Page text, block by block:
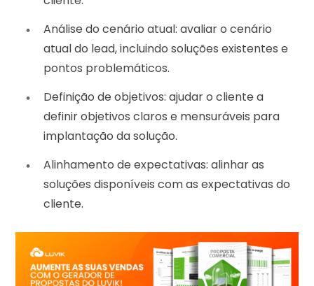
Análise do cenário atual: avaliar o cenário
atual do lead, incluindo soluções existentes e
pontos problemáticos.
Definição de objetivos: ajudar o cliente a
definir objetivos claros e mensuráveis para
implantação da solução.
Alinhamento de expectativas: alinhar as
soluções disponíveis com as expectativas do
cliente.